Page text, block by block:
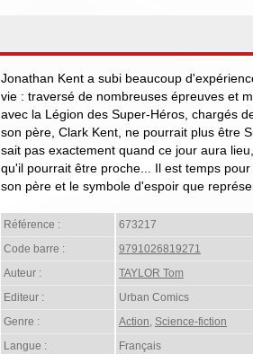
Jonathan Kent a subi beaucoup
vie : traversé de nombreuses épreuves et
avec la Légion des Super-Héros, chargés
son père, Clark Kent, ne pourrait plus être
sait pas exactement quand ce jour aura
qu'il pourrait être proche... Il est temps
son père et le symbole d'espoir que
Référence :
673217
Code barre :
9791026819271
Auteur :
TAYLOR Tom
Editeur :
Urban Comics
Genre :
Action, Science-fiction
Langue :
Français